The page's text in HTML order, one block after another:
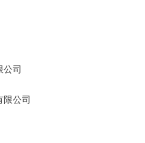
公司
限公司